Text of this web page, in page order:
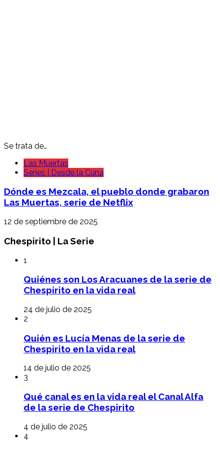
Se trata de…
Las Muertas
Series | Desde la Cuna
Dónde es Mezcala, el pueblo donde grabaron
Las Muertas, serie de Netflix
12 de septiembre de 2025
Chespirito | La Serie
1
Quiénes son Los Aracuanes de la serie de
Chespirito en la vida real
24 de julio de 2025
2
Quién es Lucía Menas de la serie de
Chespirito en la vida real
14 de julio de 2025
3
Qué canal es en la vida real el Canal Alfa
de la serie de Chespirito
4 de julio de 2025
4